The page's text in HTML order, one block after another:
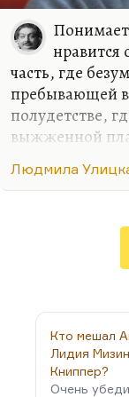
нравится
часть, где
пребывающей
полудетстве,
выжженной
которую
Улицкая — это
мне сама
Она
Хороший
много для
Понимаете,
какую-то…
Людмила
Кто мешал
Лидия
Книппер?
Очень